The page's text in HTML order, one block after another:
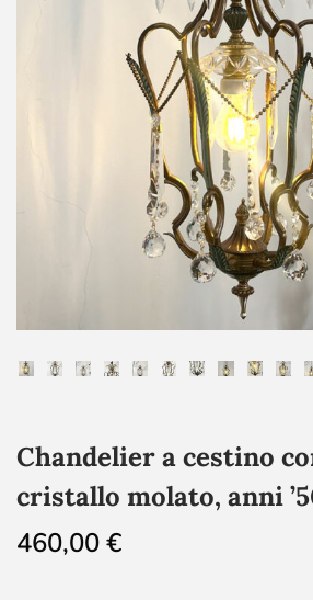
Chandelier a cestino
cristallo molato, anni
460,00€